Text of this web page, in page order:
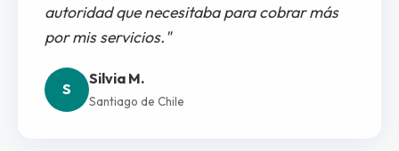
autoridad que necesitaba para cobrar más
por mis servicios."
S
Silvia M.
Santiago de Chile